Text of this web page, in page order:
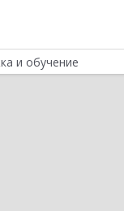
и обучение